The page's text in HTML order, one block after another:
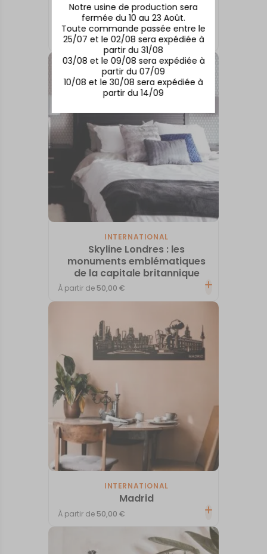
Notre usine de production sera
fermée du 10 au 23 Août.
Toute commande passée entre le
25/07 et le 02/08 sera expédiée à
partir du 31/08
03/08 et le 09/08 sera expédiée à
partir du 07/09
10/08 et le 30/08 sera expédiée à
partir du 14/09
INTERNATIONAL
Budapest
À partir de50,00€
INTERNATIONAL
Skyline Londres : les
monuments emblématiques
de la capitale britannique
À partir de 50,00€
INTERNATIONAL
Madrid
À partir de 50,00€